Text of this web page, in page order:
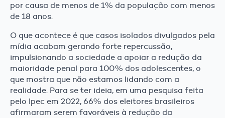
por causa de menos de 1% da população com menos
de 18 anos.
O que acontece é que casos isolados divulgados pela
mídia acabam gerando forte repercussão,
impulsionando a sociedade a apoiar a redução da
maioridade penal para 100% dos adolescentes, o
que mostra que não estamos lidando com a
realidade. Para se ter ideia, em uma pesquisa feita
pelo Ipec em 2022, 66% dos eleitores brasileiros
afirmaram serem favoráveis à redução da